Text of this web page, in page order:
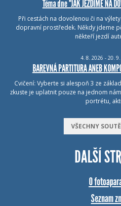
Téma dne "JAK JEZDÍME NA
Při cestách na dovolenou či na
dopravní prostředek. Někdy jdeme
někteří jezdí
4. 8. 2026 - 20. 9.
BAREVNÁ PARTITURA ANEB
Cvičení: Vyberte si alespoň 3 ze
zkuste je uplatnit pouze na jednom
portrétu,
VŠECHNY
DALŠÍ
O
Seznam